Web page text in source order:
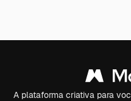
A plataforma criativa para